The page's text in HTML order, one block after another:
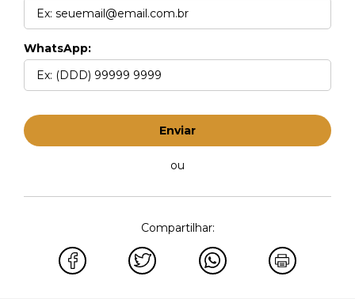
WhatsApp:
Enviar
ou
Compartilhar: